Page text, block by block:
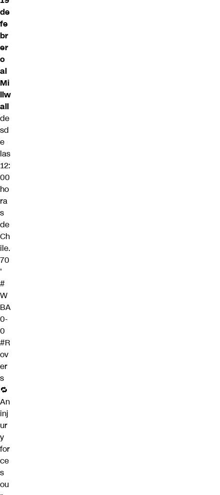
de
fe
br
er
o
al
Mi
llw
all
de
sd
e
las
12:
00
ho
ra
s
de
Ch
ile.
70
'
#
W
BA
0-
0
#R
ov
er
s
🔁
An
inj
ur
y
for
ce
s
ou